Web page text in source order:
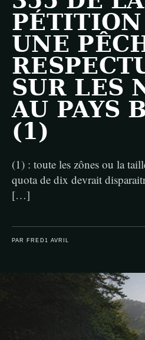
UNE
SUR LES
AU PAYS
(1)
(1) : toute les zônes ou la
quota de dix devrait
[…]
PAR FRED 1 AVRIL